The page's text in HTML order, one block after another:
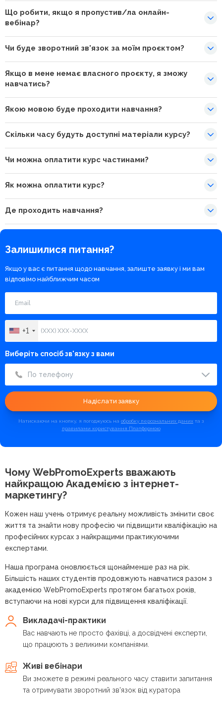
Що робити, якщо я пропустив/ла онлайн-
вебінар?
Чи буде зворотний зв'язок за моїм проєктом?
Якщо в мене немає власного проєкту, я зможу
навчатись?
Якою мовою буде проходити навчання?
Скільки часу будуть доступні матеріали курсу?
Чи можна оплатити курс частинами?
Як можна оплатити курс?
Де проходить навчання?
Залишилися питання?
Якщо у вас є питання щодо навчання, залиште заявку і ми вам
відповімо найближчим часом
+1
Виберіть спосіб зв'язку з вами
По телефону
Надіслати заявку
Натискаючи на кнопку, я погоджуюсь на обробку персональних даних та з
правилами користування Платформою
Чому WebPromoExperts вважають
найкращою Академією з інтернет-
маркетингу?
Кожен наш учень отримує реальну можливість змінити своє
життя та знайти нову професію чи підвищити кваліфікацію на
професійних курсах з найкращими практикуючими
експертами.
Наша програма оновлюється щонайменше раз на рік.
Більшість наших студентів продовжують навчатися разом з
академією WebPromoExperts протягом багатьох років,
вступаючи на нові курси для підвищення кваліфікації.
Викладачі-практики
Вас навчають не просто фахівці, а досвідчені експерти,
що працюють з великими компаніями.
Живі вебінари
Ви зможете в режимі реального часу ставити запитання
та отримувати зворотний зв'язок від куратора